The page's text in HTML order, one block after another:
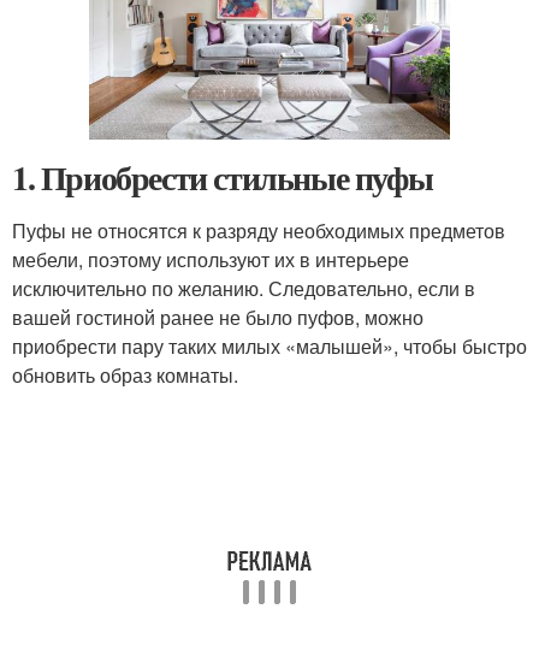
1. Приобрести стильные пуфы
Пуфы не относятся к разряду необходимых предметов
мебели, поэтому используют их в интерьере
исключительно по желанию. Следовательно, если в
вашей гостиной ранее не было пуфов, можно
приобрести пару таких милых «малышей», чтобы быстро
обновить образ комнаты.